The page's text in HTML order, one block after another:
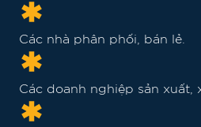
Các nhà phân phối, bán lẻ.
Các doanh nghiệp sản xuất,